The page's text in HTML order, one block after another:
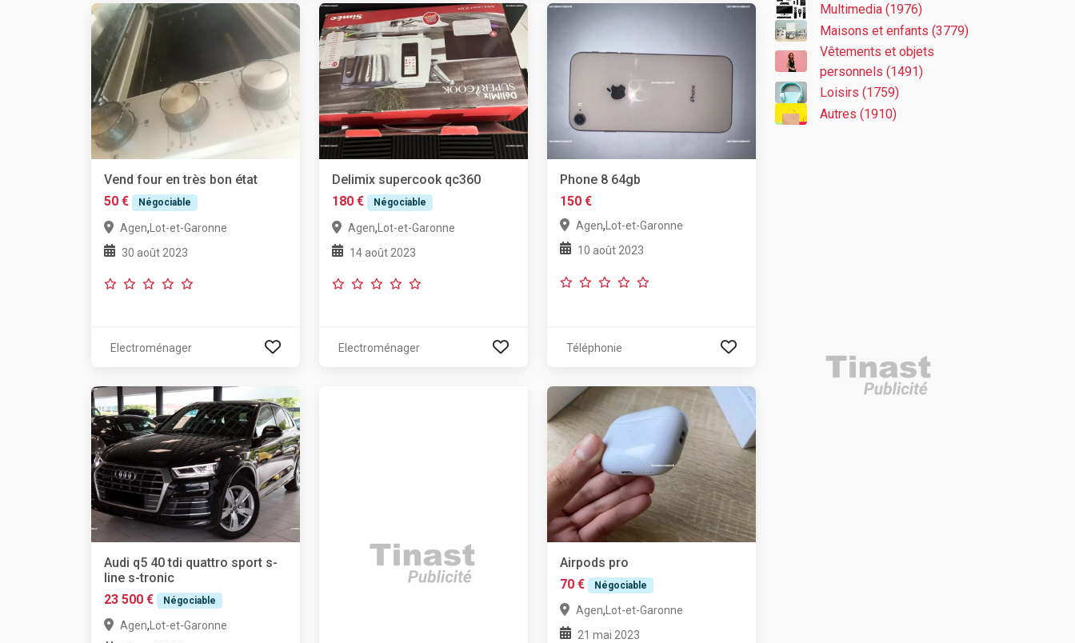
Vend four en très bon état
50 €
Négociable
Agen,Lot-et-Garonne
30 août 2023
Electroménager
Delimix supercook qc360
180 €
Négociable
Agen,Lot-et-Garonne
14 août 2023
Electroménager
Phone 8 64gb
150 €
Agen,Lot-et-Garonne
10 août 2023
Téléphonie
Audi q5 40 tdi quattro sport s-
line s-tronic
23 500 €
Négociable
Agen,Lot-et-Garonne
Airpods pro
70 €
Négociable
Agen,Lot-et-Garonne
21 mai 2023
Multimedia (1976)
Maisons et enfants (3779)
Vêtements et objets
personnels (1491)
Loisirs (1759)
Autres (1910)